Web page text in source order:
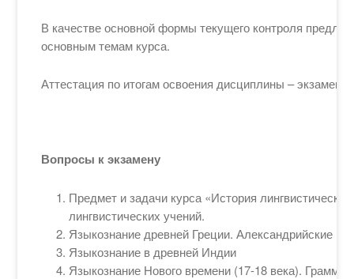
В качестве основной формы текущего контроля
основным темам курса.
Аттестация по итогам освоения дисциплины – экзамен.
Вопросы к экзамену
Предмет и задачи курса «История
лингвистических учений.
Языкознание древней Греции. Александрийские
Языкознание в древней Индии
Языкознание Нового времени (17-18 века).